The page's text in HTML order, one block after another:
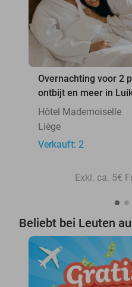
Overnachting voor 2
ontbijt en meer in
Hôtel Mademoiselle
Liège
Verkauft: 2
Exkl. ca. 5€
Beliebt bei Leuten